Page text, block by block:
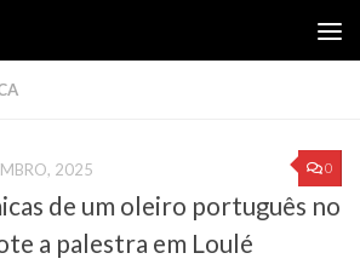
0
2025
de um oleiro português no
a palestra em Loulé